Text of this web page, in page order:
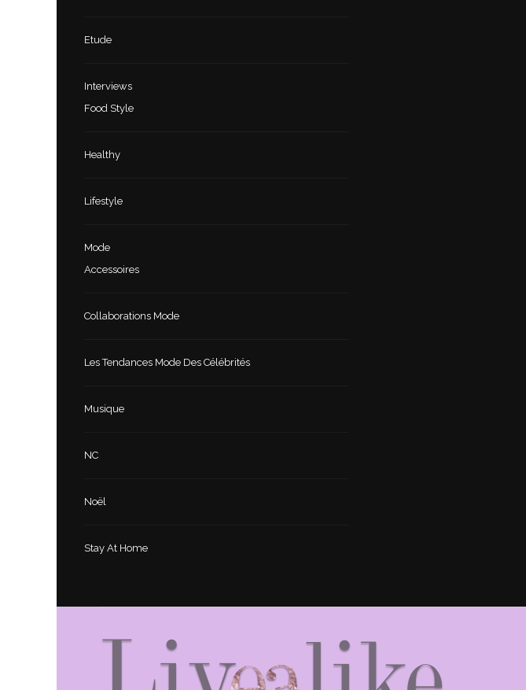
Etude
Interviews
Food Style
Healthy
Lifestyle
Mode
Accessoires
Collaborations Mode
Les Tendances Mode Des Célébrités
Musique
NC
Noël
Stay At Home